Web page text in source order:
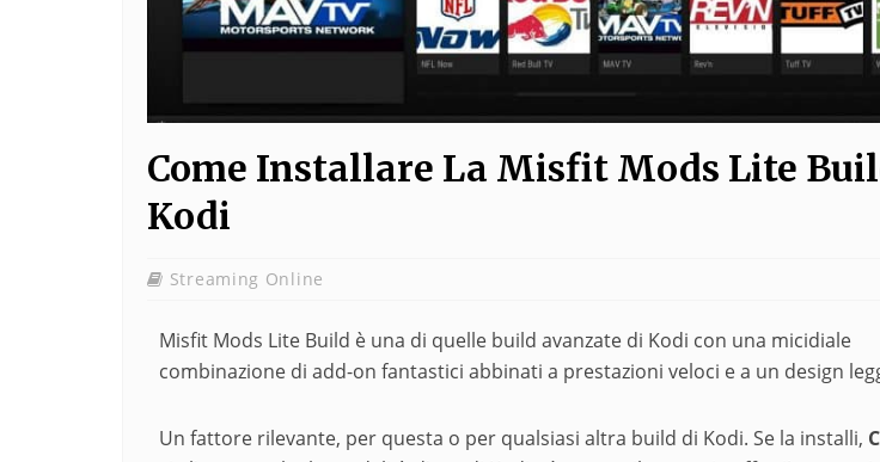
Come Installare La Misfit Mods Lite
Kodi
Streaming Online
Misfit Mods Lite Build è una di quelle build avanzate di Kodi con una micidiale
combinazione di add-on fantastici abbinati a prestazioni veloci e a un design
Un fattore rilevante, per questa o per qualsiasi altra build di Kodi. Se la installi,